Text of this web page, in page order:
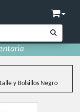
y Bolsillos Negro